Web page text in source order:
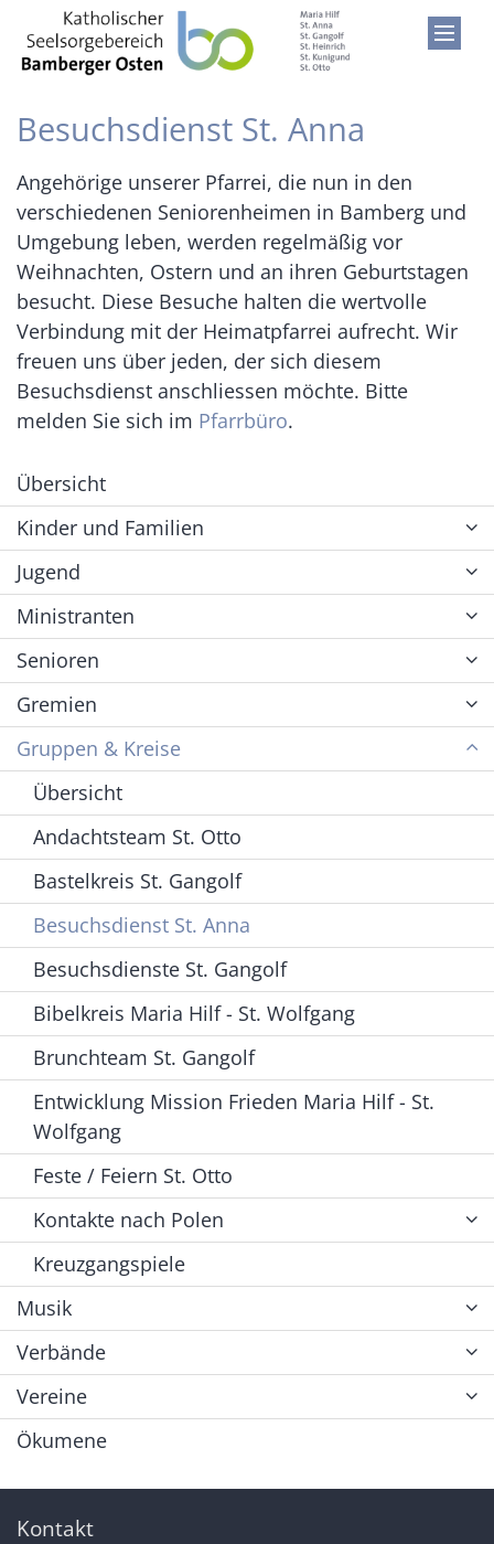
Zum Inhalt springen
Besuchsdienst St. Anna
Angehörige unserer Pfarrei, die nun in den
verschiedenen Seniorenheimen in Bamberg und
Umgebung leben, werden regelmäßig vor
Weihnachten, Ostern und an ihren Geburtstagen
besucht. Diese Besuche halten die wertvolle
Verbindung mit der Heimatpfarrei aufrecht. Wir
freuen uns über jeden, der sich diesem
Besuchsdienst anschliessen möchte. Bitte
melden Sie sich im Pfarrbüro.
Übersicht
Kinder und Familien
Jugend
Ministranten
Senioren
Gremien
Gruppen & Kreise
Übersicht
Andachtsteam St. Otto
Bastelkreis St. Gangolf
Besuchsdienst St. Anna
Besuchsdienste St. Gangolf
Bibelkreis Maria Hilf - St. Wolfgang
Brunchteam St. Gangolf
Entwicklung Mission Frieden Maria Hilf - St.
Wolfgang
Feste / Feiern St. Otto
Kontakte nach Polen
Kreuzgangspiele
Musik
Verbände
Vereine
Ökumene
Kontakt